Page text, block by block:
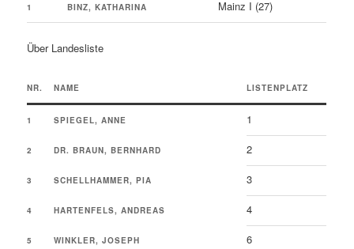
1 BINZ, KATHARINA Mainz I (27)
Über Landesliste
NR. NAME LISTENPLATZ
1 SPIEGEL, ANNE 1
2 DR. BRAUN, BERNHARD 2
3 SCHELLHAMMER, PIA 3
4 HARTENFELS, ANDREAS 4
5 WINKLER, JOSEPH 6